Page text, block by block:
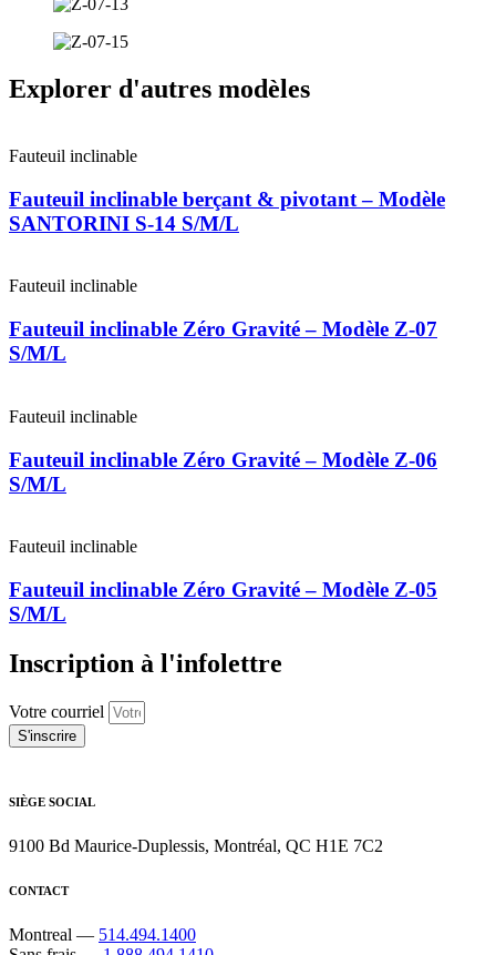
Explorer d'autres modèles
Fauteuil inclinable
Fauteuil inclinable berçant & pivotant – Modèle
SANTORINI S-14 S/M/L
Fauteuil inclinable
Fauteuil inclinable Zéro Gravité – Modèle Z-07
S/M/L
Fauteuil inclinable
Fauteuil inclinable Zéro Gravité – Modèle Z-06
S/M/L
Fauteuil inclinable
Fauteuil inclinable Zéro Gravité – Modèle Z-05
S/M/L
Inscription à l'infolettre
Votre courriel
S'inscrire
SIÈGE SOCIAL
9100 Bd Maurice-Duplessis, Montréal, QC H1E 7C2
CONTACT
Montreal — 514.494.1400